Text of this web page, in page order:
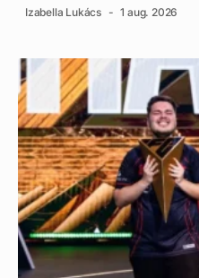
Izabella Lukács 1 aug. 2026